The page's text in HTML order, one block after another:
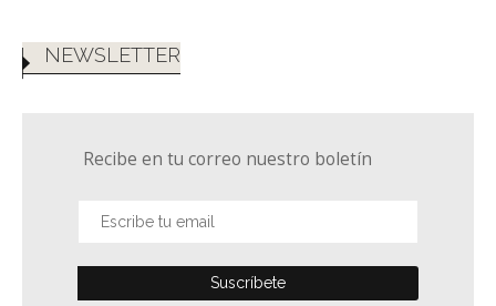
NEWSLETTER
Recibe en tu correo nuestro boletín